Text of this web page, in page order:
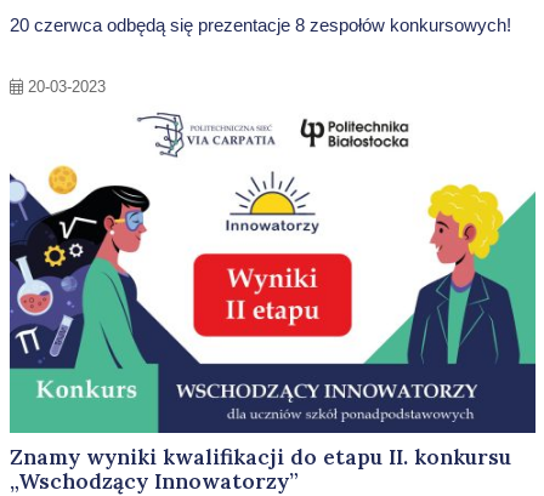
20 czerwca odbędą się prezentacje 8 zespołów konkursowych!
20-03-2023
Znamy wyniki kwalifikacji do etapu II. konkursu
„Wschodzący Innowatorzy”